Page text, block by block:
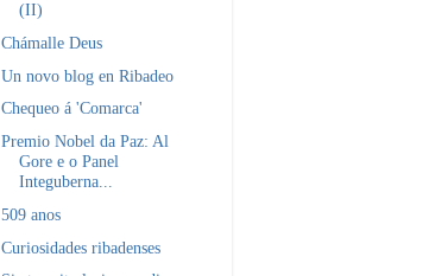
(II)
Chámalle Deus
Un novo blog en Ribadeo
Chequeo á 'Comarca'
Premio Nobel da Paz: Al
Gore e o Panel
Integuberna...
509 anos
Curiosidades ribadenses